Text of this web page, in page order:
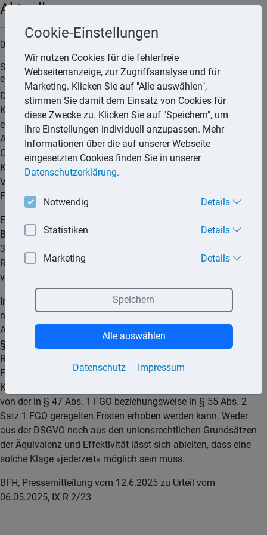
Aktuell
03.07.2025
Statthafte Klageart und Klagefrist für die Geltendmachung
eines Auskunftsanspruchs nach Art. 15 DSGVO
Der Bundesfinanzhof (BFH) hat entschieden, dass statthafte
Klageart für die gerichtliche Geltendmachung eines gegen
eine Behörde gerichteten Anspruchs aus Art. 15 Abs. 1 und
Abs. 3 Satz 1 i.V.m. Art. 12 Abs. 5 Satz 1 der Datenschutz-
Grundverordnung (DSGVO) auf Zurverfügungstellung einer
Kopie der verarbeiteten personenbezogenen Daten die
Verpflichtungsklage gemäß § 40 Abs. 1 Alternative 2 der
Finanzgerichtsordnung (FGO) ist.
Er schließt sich damit der Auffassung des
Bundesverwaltungsgerichts (BVerwG) an (vgl. Urteile vom
30.11.2022 6 C 10.21, Rz 14, und vom 16.09.2020 6 C 10.19,
Rz 12). Damit gilt die in § 47 Abs. 1 FGO geregelte Klagefrist
von einem Monat.
Im Urteilsfall hatte der Kläger erst nach Ablauf eines Jahres
nach Ablehnung seines Antrags auf Auskunft nach Art. 15
Abs. 1 und 3 DSGVO durch das Finanzamt und damit gemäß
§ 55 Abs. 2 Satz 1, § 47 Abs. 1 der (FGO) – trotz fehlender
Rechtsbehelfsbelehrung - verspätet Klage vor dem
Finanzgericht erhoben. Der BFH stellt nun klar, dass eine
Klage auf Auskunft gemäß Art. 15 DSGVO nicht losgelöst
von der in § 47 Abs. 1 FGO beziehungsweise in § 55 Abs. 2
Satz 1 FGO geregelten Fristen erhoben werden kann. Weder
aus der DSGVO noch aus den unionsrechtlichen Grundsätzen
der Äquivalenz und Effektivität lässt sich ableiten, dass eine
solche Klage »jederzeit« möglich sein muss.
BFH, Pressemitteilung vom 12.6.2025 zu Urteil vom
06.05.2025, IX R 2/23
Cookie-Einstellungen
Wir nutzen Cookies für die fehlerfreie
Webseitenanzeige, zur Zugriffsanalyse und für
Marketing. Klicken Sie auf "Alle auswählen",
stimmen Sie damit dem Einsatz von Cookies für
diese Zwecke zu. Klicken Sie auf "Speichern", um
Ihre Einstellungen individuell anzupassen. Mehr
Informationen über die auf unserer Webseite
eingesetzten Cookies finden Sie in unserer
Datenschutzerklärung.
Notwendig Details
Statistiken Details
Marketing Details
Datenschutz Impressum
Speichern
Alle auswählen